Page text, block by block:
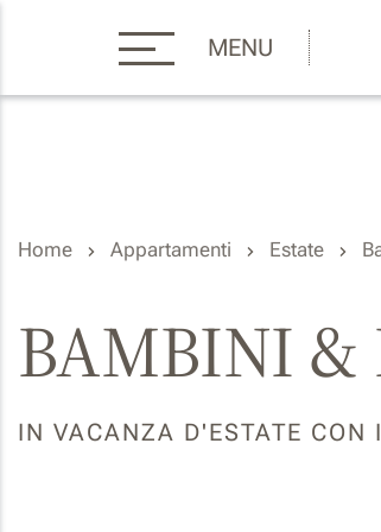
MENU
Home Appartamenti Estate
BAMBINI &
IN VACANZA D'ESTATE CON